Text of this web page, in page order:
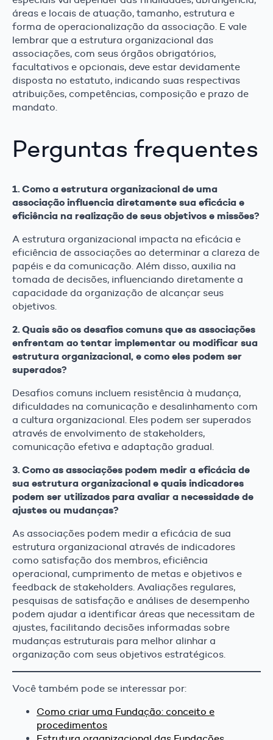
áreas e locais de atuação, tamanho, estrutura e
forma de operacionalização da associação. E vale
lembrar que a estrutura organizacional das
associações, com seus órgãos obrigatórios,
facultativos e opcionais, deve estar devidamente
disposta no estatuto, indicando suas respectivas
atribuições, competências, composição e prazo de
mandato.
Perguntas frequentes
1. Como a estrutura organizacional de uma
associação influencia diretamente sua eficácia e
eficiência na realização de seus objetivos e missões?
A estrutura organizacional impacta na eficácia e
eficiência de associações ao determinar a clareza de
papéis e da comunicação. Além disso, auxilia na
tomada de decisões, influenciando diretamente a
capacidade da organização de alcançar seus
objetivos.
2. Quais são os desafios comuns que as associações
enfrentam ao tentar implementar ou modificar sua
estrutura organizacional, e como eles podem ser
superados?
Desafios comuns incluem resistência à mudança,
dificuldades na comunicação e desalinhamento com
a cultura organizacional. Eles podem ser superados
através de envolvimento de stakeholders,
comunicação efetiva e adaptação gradual.
3. Como as associações podem medir a eficácia de
sua estrutura organizacional e quais indicadores
podem ser utilizados para avaliar a necessidade de
ajustes ou mudanças?
As associações podem medir a eficácia de sua
estrutura organizacional através de indicadores
como satisfação dos membros, eficiência
operacional, cumprimento de metas e objetivos e
feedback de stakeholders. Avaliações regulares,
pesquisas de satisfação e análises de desempenho
podem ajudar a identificar áreas que necessitam de
ajustes, facilitando decisões informadas sobre
mudanças estruturais para melhor alinhar a
organização com seus objetivos estratégicos.
Você também pode se interessar por:
Como criar uma Fundação: conceito e
procedimentos